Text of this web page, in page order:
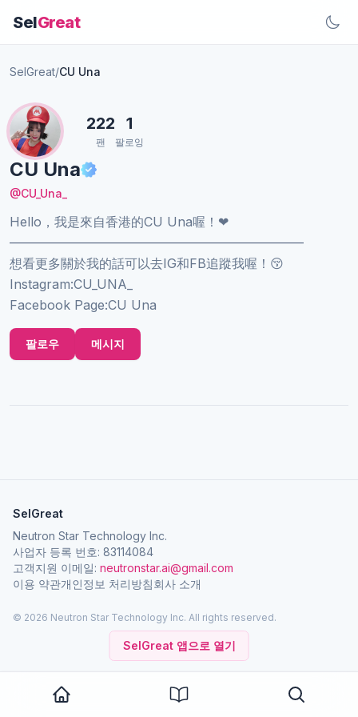
SelGreat
SelGreat 앱으로 열기
SelGreat/CU Una
CU Una
@CU_Una_
Hello，我是來自香港的CU Una喔！❤
———————————————————————
想看更多關於我的話可以去IG和FB追蹤我喔！😚
Instagram:CU_UNA_
Facebook Page:CU Una
222
팬
1
팔로잉
팔로우 메시지
SelGreat
Neutron Star Technology Inc.
사업자 등록 번호: 83114084
고객지원 이메일: neutronstar.ai@gmail.com
이용 약관개인정보 처리방침회사 소개
© 2026 Neutron Star Technology Inc. All rights reserved.